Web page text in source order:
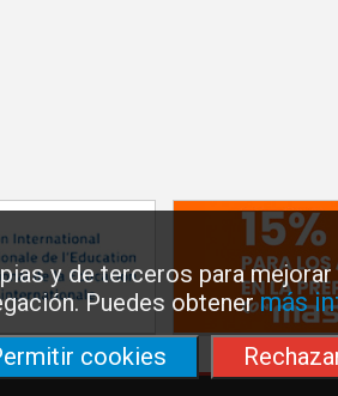
y de terceros para
Puedes obtenermás
cookies